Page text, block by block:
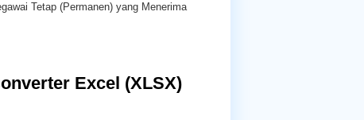
Tetap (Permanen) yang Menerima
Excel (XLSX)